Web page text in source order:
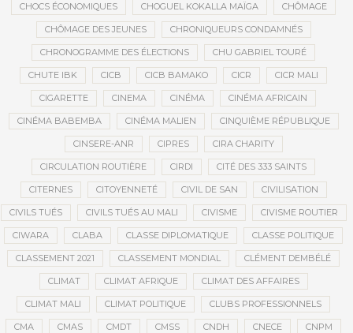
CHOCS ÉCONOMIQUES CHOGUEL KOKALLA MAÏGA CHÔMAGE
CHÔMAGE DES JEUNES CHRONIQUEURS CONDAMNÉS
CHRONOGRAMME DES ÉLECTIONS CHU GABRIEL TOURÉ
CHUTE IBK CICB CICB BAMAKO CICR CICR MALI
CIGARETTE CINEMA CINÉMA CINÉMA AFRICAIN
CINÉMA BABEMBA CINÉMA MALIEN CINQUIÈME RÉPUBLIQUE
CINSERE-ANR CIPRES CIRA CHARITY
CIRCULATION ROUTIÈRE CIRDI CITÉ DES 333 SAINTS
CITERNES CITOYENNETÉ CIVIL DE SAN CIVILISATION
CIVILS TUÉS CIVILS TUÉS AU MALI CIVISME CIVISME ROUTIER
CIWARA CLABA CLASSE DIPLOMATIQUE CLASSE POLITIQUE
CLASSEMENT 2021 CLASSEMENT MONDIAL CLÉMENT DEMBÉLÉ
CLIMAT CLIMAT AFRIQUE CLIMAT DES AFFAIRES
CLIMAT MALI CLIMAT POLITIQUE CLUBS PROFESSIONNELS
CMA CMAS CMDT CMSS CNDH CNECE CNPM